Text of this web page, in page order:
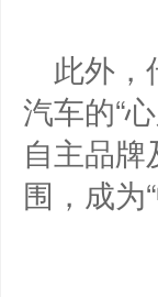
此外，
汽车的“
自主品
围，成为